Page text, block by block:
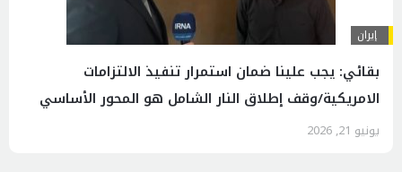
إيران
بقائي: يجب علينا ضمان استمرار تنفيذ الالتزامات
الامريكية/وقف إطلاق النار الشامل هو المحور الأساسي
يونيو 21, 2026